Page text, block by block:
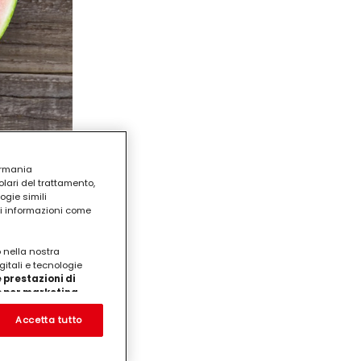
del trattamento,
simili
informazioni come
nella nostra
e tecnologie
prestazioni di
per marketing
noi
su siti Web di
potrebbero essere
Accetta tutto